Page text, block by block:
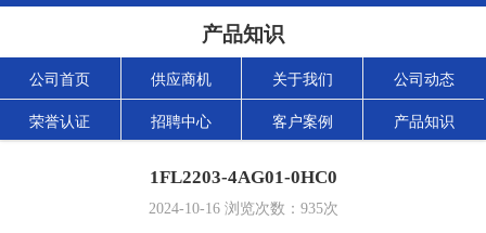
产品知识
公司首页 供应商机 关于我们 公司动态
荣誉认证 招聘中心 客户案例 产品知识
1FL2203-4AG01-0HC0
2024-10-16浏览次数： 935次